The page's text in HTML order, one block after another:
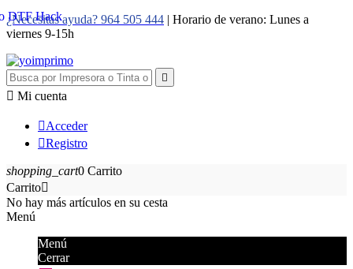
¿Necesitas ayuda? 964 505 444 | Horario de verano: Lunes a
viernes 9-15h

 Mi cuenta
Acceder
Registro
shopping_cart0 Carrito
Carrito
No hay más artículos en su cesta
Menú
Menú
Cerrar